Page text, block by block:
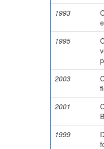
1993
1995
2003
2001
1999